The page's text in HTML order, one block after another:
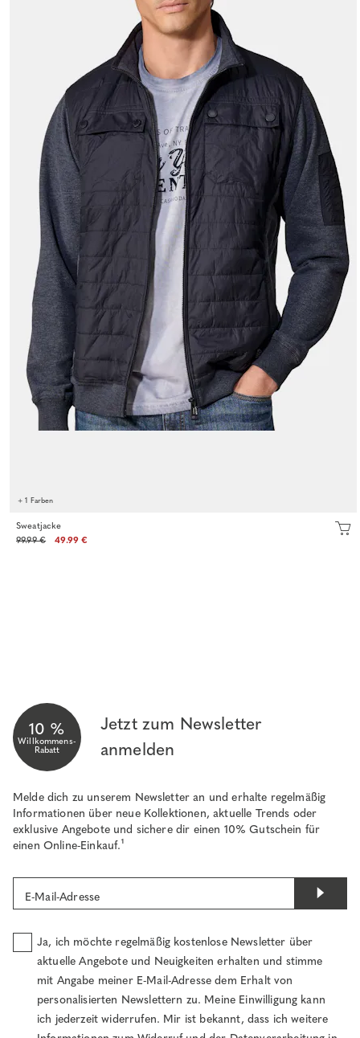
+ 1 Farben
Sweatjacke
99.99 €
49.99 €
10 %
Willkommens-
Rabatt
Jetzt zum Newsletter
anmelden
Melde dich zu unserem Newsletter an und erhalte regelmäßig
Informationen über neue Kollektionen, aktuelle Trends oder
exklusive Angebote und sichere dir einen 10% Gutschein für
einen Online-Einkauf.¹
E-Mail-Adresse
Ja, ich möchte regelmäßig kostenlose Newsletter über
aktuelle Angebote und Neuigkeiten erhalten und stimme
mit Angabe meiner E-Mail-Adresse dem Erhalt von
personalisierten Newslettern zu. Meine Einwilligung kann
ich jederzeit widerrufen. Mir ist bekannt, dass ich weitere